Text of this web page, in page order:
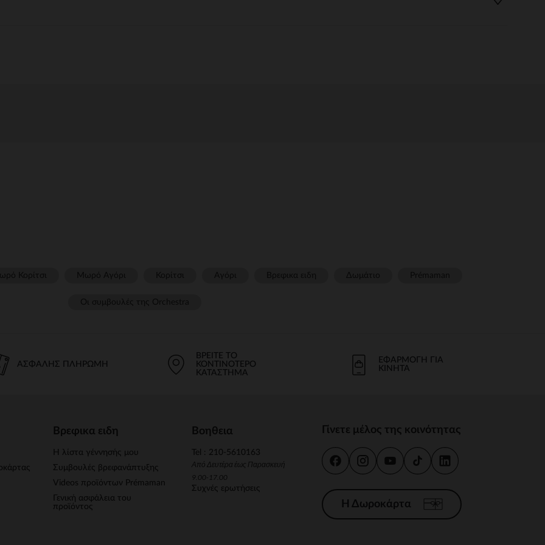
ΑΣΦΑΛΉΣ ΠΛΗΡΩΜΉ
ΒΡΕΊΤΕ ΤΟ
ΚΟΝΤΙΝΌΤΕΡΟ
ΚΑΤΆΣΤΗΜΑ
ΕΦΑΡΜΟΓΉ ΓΙΑ
ΚΙΝΗΤΆ
Βρεφικα ειδη
Η λίστα γέννησής μου
Συμβουλές βρεφανάπτυξης
Videos προϊόντων Prémaman
Γενική ασφάλεια του
προϊόντος
Βοηθεια
Tel : 210-5610163
Από Δευτέρα έως Παρασκευή
9.00-17.00
Συχνές ερωτήσεις
Γίνετε μέλος της κοινότητας
Η Δωροκάρτα